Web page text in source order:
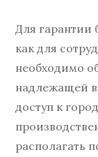
Для гарантии
как для
необходимо
надлежащей
доступ к
располагать